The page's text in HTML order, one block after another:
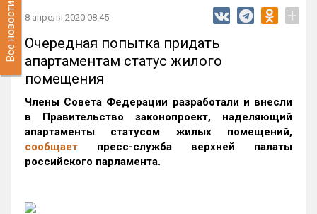
Все новости 8 апреля 2020 08:45 +
Очередная попытка придать
апартаментам статус жилого
помещения
Члены Совета Федерации разработали и внесли
в Правительство законопроект, наделяющий
апартаменты статусом жилых помещений,
сообщает пресс-служба верхней палаты
российского парламента.